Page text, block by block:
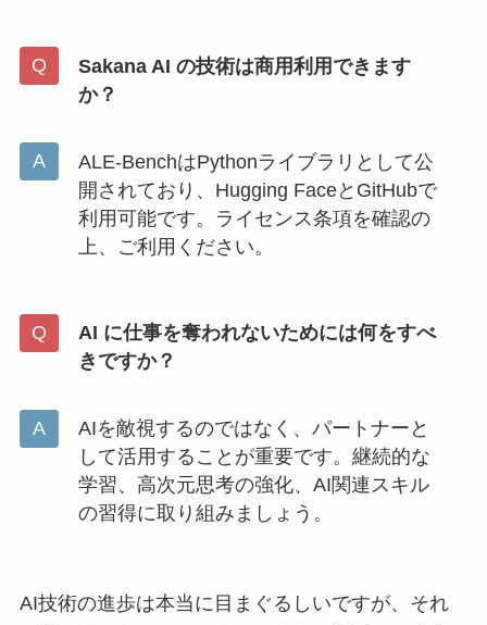
Sakana AI の技術は商用利用できます
か？
ALE-BenchはPythonライブラリとして公
開されており、Hugging FaceとGitHubで
利用可能です。ライセンス条項を確認の
上、ご利用ください。
AI に仕事を奪われないためには何をすべ
きですか？
AIを敵視するのではなく、パートナーと
して活用することが重要です。継続的な
学習、高次元思考の強化、AI関連スキル
の習得に取り組みましょう。
AI技術の進歩は本当に目まぐるしいですが、それ